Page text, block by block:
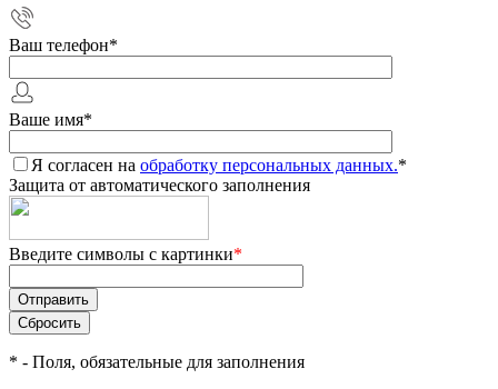
Ваш телефон*
Ваше имя*
Я согласен на обработку персональных данных.*
Защита от автоматического заполнения
Введите символы с картинки*
* - Поля, обязательные для заполнения